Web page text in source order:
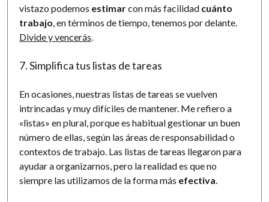
vistazo podemos estimarcon más facilidad cuánto
trabajo , en términos de tiempo, tenemos por delante.
Divide y vencerás
7. Simplifica tus listas de tareas
En ocasiones, nuestras listas de tareas se vuelven
intrincadas y muy difíciles de mantener. Me refiero a
«listas» en plural, porque es habitual gestionar un buen
número de ellas, según las áreas de responsabilidad o
contextos de trabajo. Las listas de tareas llegaron para
ayudar a organizarnos, pero la realidad es que no
siempre las utilizamos de la forma más efectiva